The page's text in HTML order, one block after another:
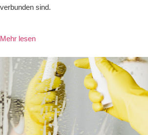
verbunden sind.
Mehr lesen